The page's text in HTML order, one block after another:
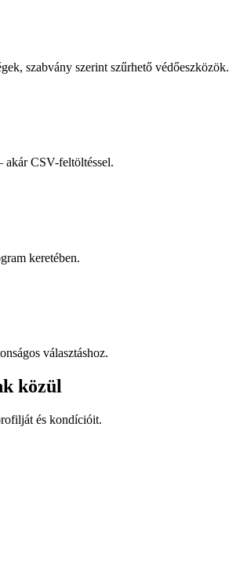
szabvány szerint szűrhető védőeszközök.
akár CSV-feltöltéssel.
keretében.
választáshoz.
közül
és kondícióit.